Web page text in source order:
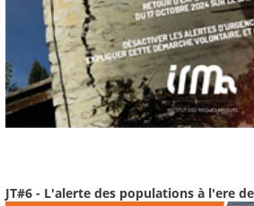
JT#6 - L'alerte des populations à l'ere de